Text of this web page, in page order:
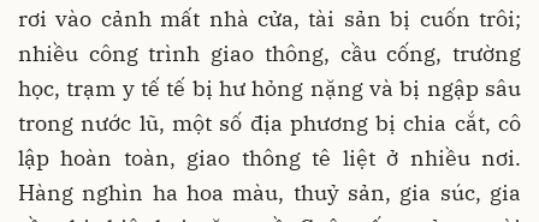
rơi vào cảnh mất nhà cửa, tài sản bị cuốn trôi;
nhiều công trình giao thông, cầu cống, trường
học, trạm y tế tế bị hư hỏng nặng và bị ngập sâu
trong nước lũ, một số địa phương bị chia cắt, cô
lập hoàn toàn, giao thông tê liệt ở nhiều nơi.
Hàng nghìn ha hoa màu, thuỷ sản, gia súc, gia